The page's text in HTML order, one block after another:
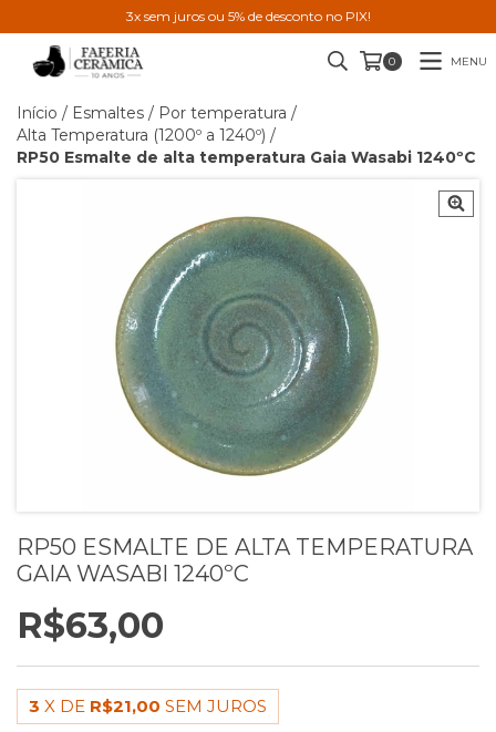
3x sem juros ou 5% de desconto no PIX!
0 MENU
Início / Esmaltes / Por temperatura /
Alta Temperatura (1200º a 1240º) /
RP50 Esmalte de alta temperatura Gaia Wasabi 1240ºC
RP50 ESMALTE DE ALTA TEMPERATURA
GAIA WASABI 1240ºC
R$63,00
3 X DE R$21,00 SEM JUROS